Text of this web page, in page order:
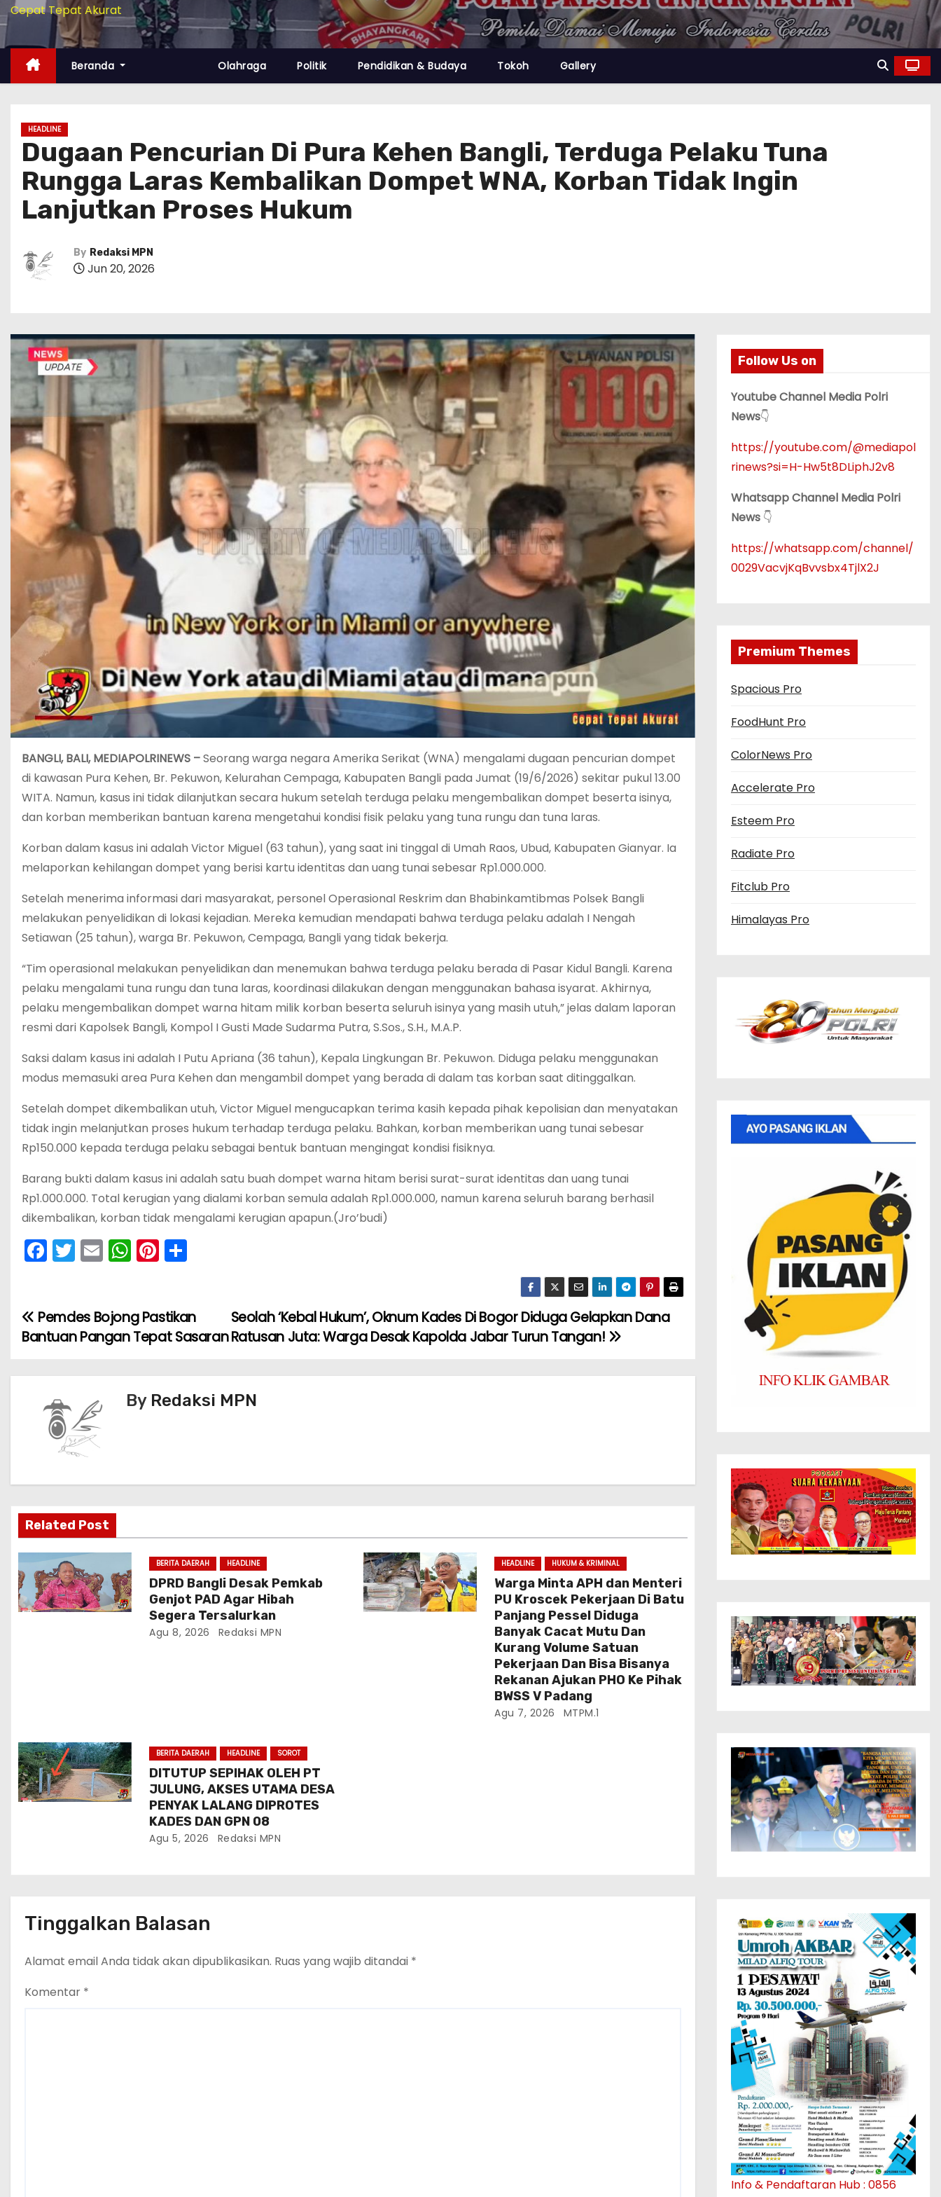
Cepat Tepat Akurat
Beranda Olahraga Politik Pendidikan & Budaya Tokoh Gallery
HEADLINE
Dugaan Pencurian Di Pura Kehen Bangli, Terduga Pelaku Tuna
Rungga Laras Kembalikan Dompet WNA, Korban Tidak Ingin
Lanjutkan Proses Hukum
By Redaksi MPN
Jun 20, 2026
BANGLI, BALI, MEDIAPOLRINEWS –Seorang warga negara Amerika Serikat (WNA) mengalami dugaan pencurian dompet
di kawasan Pura Kehen, Br. Pekuwon, Kelurahan Cempaga, Kabupaten Bangli pada Jumat (19/6/2026) sekitar pukul 13.00
WITA. Namun, kasus ini tidak dilanjutkan secara hukum setelah terduga pelaku mengembalikan dompet beserta isinya,
dan korban memberikan bantuan karena mengetahui kondisi fisik pelaku yang tuna rungu dan tuna laras.
Korban dalam kasus ini adalah Victor Miguel (63 tahun), yang saat ini tinggal di Umah Raos, Ubud, Kabupaten Gianyar. Ia
melaporkan kehilangan dompet yang berisi kartu identitas dan uang tunai sebesar Rp1.000.000.
Setelah menerima informasi dari masyarakat, personel Operasional Reskrim dan Bhabinkamtibmas Polsek Bangli
melakukan penyelidikan di lokasi kejadian. Mereka kemudian mendapati bahwa terduga pelaku adalah I Nengah
Setiawan (25 tahun), warga Br. Pekuwon, Cempaga, Bangli yang tidak bekerja.
“Tim operasional melakukan penyelidikan dan menemukan bahwa terduga pelaku berada di Pasar Kidul Bangli. Karena
pelaku mengalami tuna rungu dan tuna laras, koordinasi dilakukan dengan menggunakan bahasa isyarat. Akhirnya,
pelaku mengembalikan dompet warna hitam milik korban beserta seluruh isinya yang masih utuh,” jelas dalam laporan
resmi dari Kapolsek Bangli, Kompol I Gusti Made Sudarma Putra, S.Sos., S.H., M.A.P.
Saksi dalam kasus ini adalah I Putu Apriana (36 tahun), Kepala Lingkungan Br. Pekuwon. Diduga pelaku menggunakan
modus memasuki area Pura Kehen dan mengambil dompet yang berada di dalam tas korban saat ditinggalkan.
Setelah dompet dikembalikan utuh, Victor Miguel mengucapkan terima kasih kepada pihak kepolisian dan menyatakan
tidak ingin melanjutkan proses hukum terhadap terduga pelaku. Bahkan, korban memberikan uang tunai sebesar
Rp150.000 kepada terduga pelaku sebagai bentuk bantuan mengingat kondisi fisiknya.
Barang bukti dalam kasus ini adalah satu buah dompet warna hitam berisi surat-surat identitas dan uang tunai
Rp1.000.000. Total kerugian yang dialami korban semula adalah Rp1.000.000, namun karena seluruh barang berhasil
dikembalikan, korban tidak mengalami kerugian apapun.(Jro’budi)
F
a
e
b
o
k
T
w
er
E
m
l
W
h
ts
A
p
Pi
nt
e
st
e
N
v
i
p
o
s
Seolah ‘Kebal Hukum’, Oknum Kades Di Bogor Diduga Gelapkan Dana
Ratusan Juta: Warga Desak Kapolda Jabar Turun Tangan!
Pemdes Bojong Pastikan
Bantuan Pangan Tepat Sasaran
By Redaksi MPN
Related Post
BERITA DAERAH HEADLINE
DPRD Bangli Desak Pemkab
Genjot PAD Agar Hibah
Segera Tersalurkan
Agu 8, 2026 Redaksi MPN
HEADLINE HUKUM & KRIMINAL
Warga Minta APH dan Menteri
PU Kroscek Pekerjaan Di Batu
Panjang Pessel Diduga
Banyak Cacat Mutu Dan
Kurang Volume Satuan
Pekerjaan Dan Bisa Bisanya
Rekanan Ajukan PHO Ke Pihak
BWSS V Padang
Agu 7, 2026 MTPM.1
BERITA DAERAH HEADLINE SOROT
DITUTUP SEPIHAK OLEH PT
JULUNG, AKSES UTAMA DESA
PENYAK LALANG DIPROTES
KADES DAN GPN 08
Agu 5, 2026 Redaksi MPN
Tinggalkan Balasan
Alamat email Anda tidak akan dipublikasikan. Ruas yang wajib ditandai *
Komentar *
Follow Us on
Youtube Channel Media Polri
News👇
https://youtube.com/@mediapol
rinews?si=H-Hw5t8DLiphJ2v8
Whatsapp Channel Media Polri
News 👇
https://whatsapp.com/channel/
0029VacvjKqBvvsbx4TjlX2J
Premium Themes
Spacious Pro
FoodHunt Pro
ColorNews Pro
Accelerate Pro
Esteem Pro
Radiate Pro
Fitclub Pro
Himalayas Pro
Info & Pendaftaran Hub : 0856